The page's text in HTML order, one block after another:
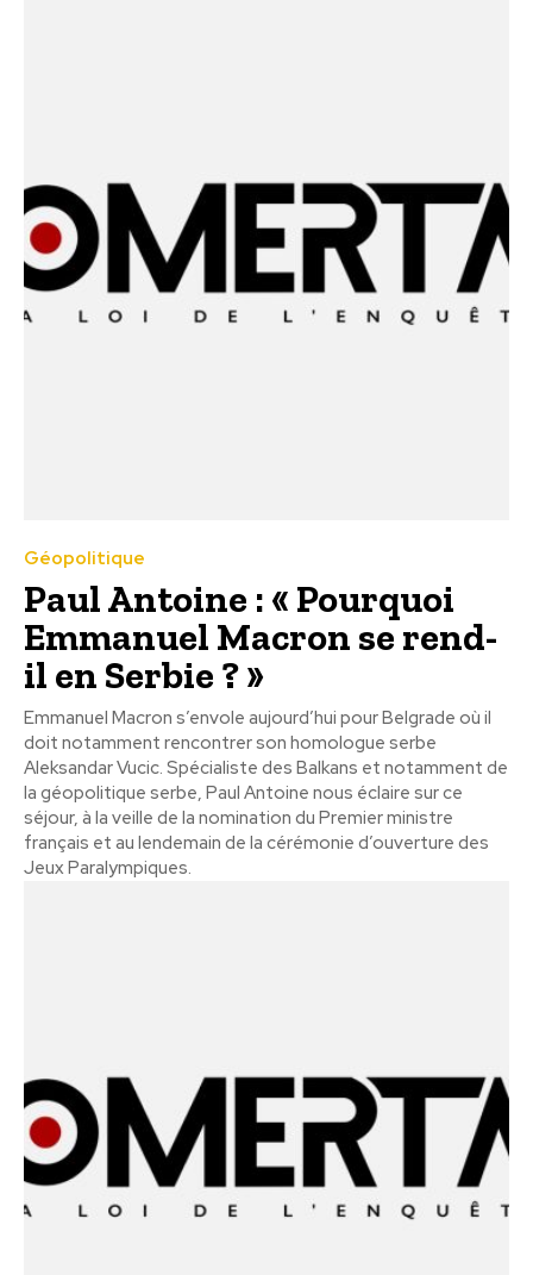
Géopolitique
Paul Antoine : « Pourquoi
Emmanuel Macron se rend-
il en Serbie ? »
Emmanuel Macron s’envole aujourd’hui pour Belgrade où il
doit notamment rencontrer son homologue serbe
Aleksandar Vucic. Spécialiste des Balkans et notamment de
la géopolitique serbe, Paul Antoine nous éclaire sur ce
séjour, à la veille de la nomination du Premier ministre
français et au lendemain de la cérémonie d’ouverture des
Jeux Paralympiques.